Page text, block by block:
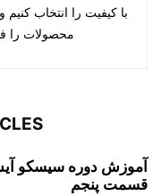
با کیفیت را انتخاب
محصولات را
قسمت پنجم